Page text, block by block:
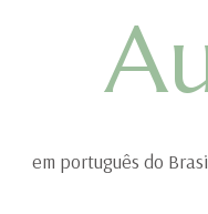
em português do